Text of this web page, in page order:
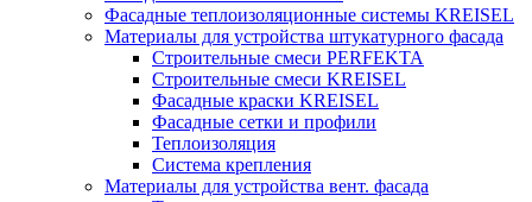
Фасадные теплоизоляционные системы KREISEL
Материалы для устройства штукатурного фасада
Строительные смеси PERFEKTA
Строительные смеси KREISEL
Фасадные краски KREISEL
Фасадные сетки и профили
Теплоизоляция
Система крепления
Материалы для устройства вент. фасада